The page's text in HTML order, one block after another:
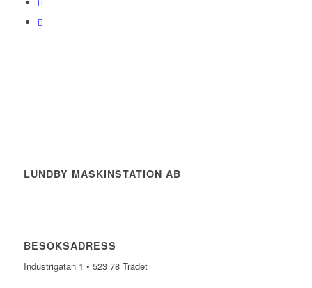
LUNDBY MASKINSTATION AB
BESÖKSADRESS
Industrigatan 1 • 523 78 Trädet